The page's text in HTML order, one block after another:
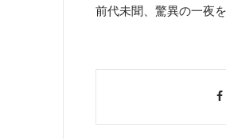
前代未聞、驚異の一夜